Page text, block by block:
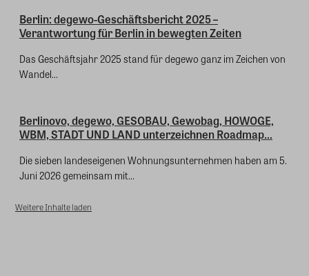
Berlin: degewo-Geschäftsbericht 2025 –
Verantwortung für Berlin in bewegten Zeiten
Das Geschäftsjahr 2025 stand für degewo ganz im Zeichen von
Wandel...
Berlinovo, degewo, GESOBAU, Gewobag, HOWOGE,
WBM, STADT UND LAND unterzeichnen Roadmap...
Die sieben landeseigenen Wohnungsunternehmen haben am 5.
Juni 2026 gemeinsam mit...
Weitere Inhalte laden